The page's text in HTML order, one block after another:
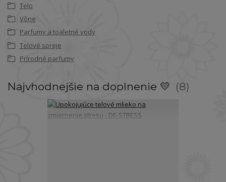
Telo
Vône
Parfumy a toaletné vody
Telové spreje
Prírodné parfumy
Najvhodnejšie na doplnenie 💛 8